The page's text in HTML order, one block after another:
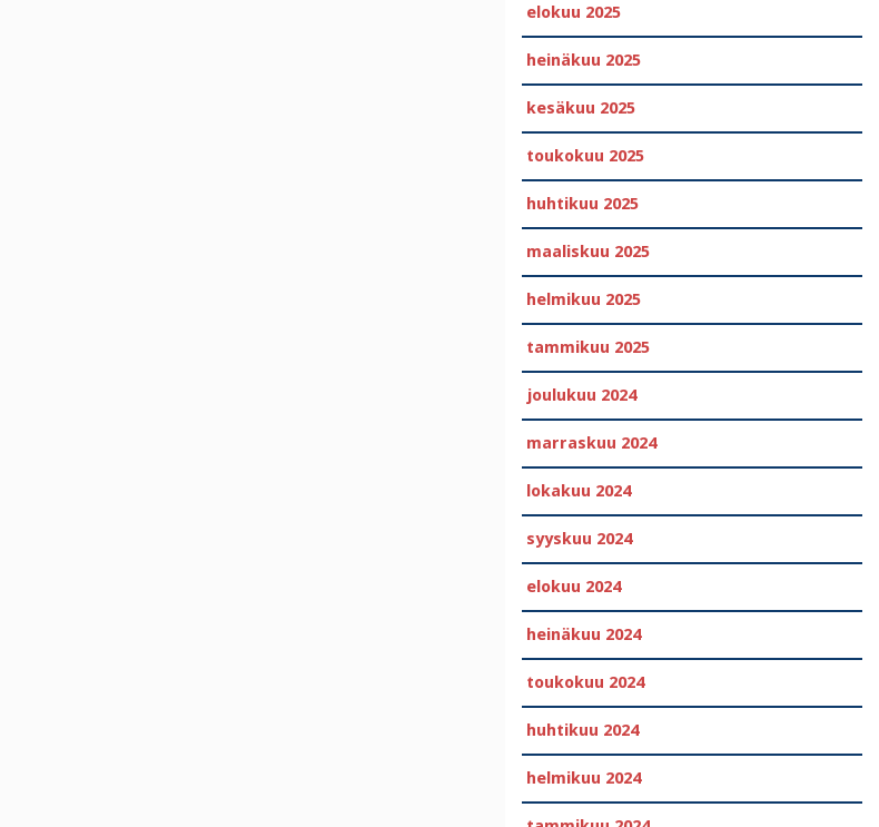
elokuu 2025
heinäkuu 2025
kesäkuu 2025
toukokuu 2025
huhtikuu 2025
maaliskuu 2025
helmikuu 2025
tammikuu 2025
joulukuu 2024
marraskuu 2024
lokakuu 2024
syyskuu 2024
elokuu 2024
heinäkuu 2024
toukokuu 2024
huhtikuu 2024
helmikuu 2024